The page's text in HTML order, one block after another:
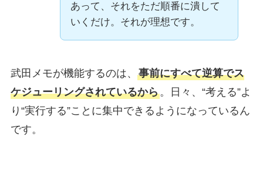
あって、それをただ順番に潰して
いくだけ。それが理想です。
武田メモが機能するのは、 事前にすべて逆算でス
ケジューリングされているから。日々、“考える”よ
り“実行する”ことに集中できるようになっているん
です。